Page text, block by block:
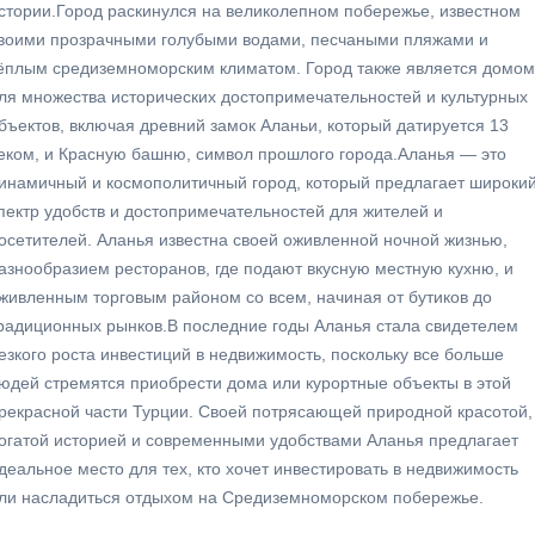
раскинулся на великолепном побережье, известном
прозрачными голубыми водами, песчаными пляжами и
средиземноморским климатом. Город также является домом
множества исторических достопримечательностей и культурных
включая древний замок Аланьи, который датируется 13
и Красную башню, символ прошлого города.Аланья — это
и космополитичный город, который предлагает
удобств и достопримечательностей для жителей и
Аланья известна своей оживленной ночной жизнью,
ресторанов, где подают вкусную местную кухню, и
торговым районом со всем, начиная от бутиков до
рынков.В последние годы Аланья стала свидетелем
роста инвестиций в недвижимость, поскольку все больше
стремятся приобрести дома или курортные объекты в этой
части Турции. Своей потрясающей природной красотой,
историей и современными удобствами Аланья предлагает
место для тех, кто хочет инвестировать в недвижимость
насладиться отдыхом на Средиземноморском побережье.